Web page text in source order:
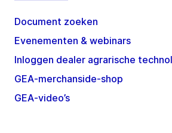
Document zoeken
Evenementen & webinars
Inloggen dealer agrarische
GEA-merchanside-shop
GEA-video’s